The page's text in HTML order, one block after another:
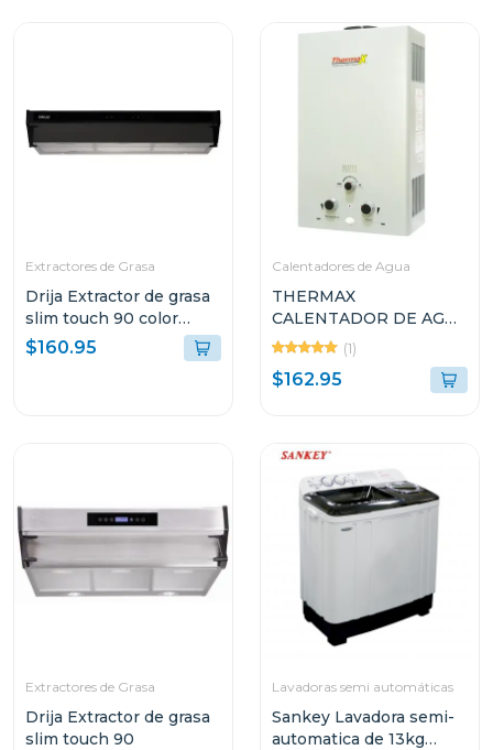
Extractores de Grasa
Drija Extractor de grasa
slim touch 90 color
negro
$160.95
Calentadores de Agua
THERMAX
CALENTADOR DE AGUA
A GAS DE 10L JSD20
(1)
$162.95
Extractores de Grasa
Drija Extractor de grasa
slim touch 90
Lavadoras semi automáticas
Sankey Lavadora semi-
automatica de 13kg